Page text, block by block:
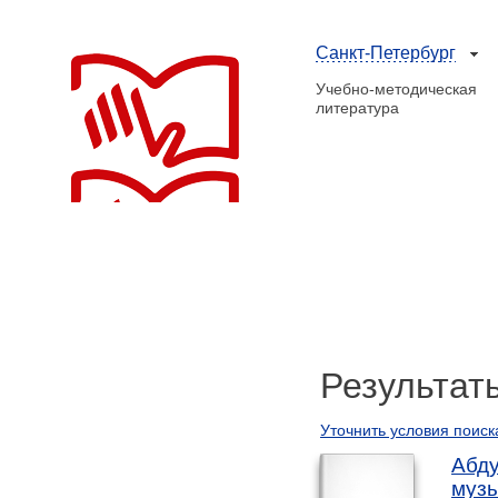
Санкт-Петербург
Учебно-методическая
литература
Уточнить условия